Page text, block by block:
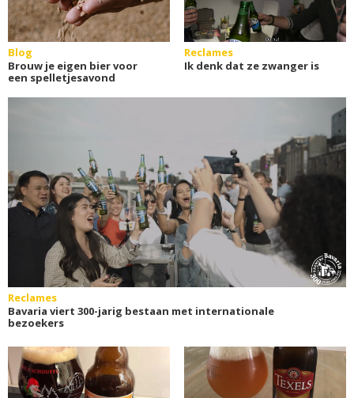
Blog
Brouw je eigen bier voor
een spelletjesavond
Reclames
Ik denk dat ze zwanger is
Reclames
Bavaria viert 300-jarig bestaan met internationale
bezoekers